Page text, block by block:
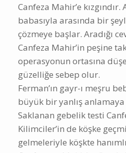
Canfeza Mahir’e kızgındır.
babasıyla arasında bir
çözmeye başlar. Aradığı
Canfeza Mahir’in peşine
operasyonun ortasına
güzelliğe sebep olur.
Ferman’ın gayr-ı meşru
büyük bir yanlış
Saklanan gebelik testi
Kilimciler’in de köşke
gelmeleriyle köşkte